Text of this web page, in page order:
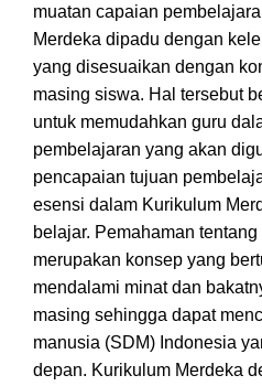
muatan capaian
Merdeka dipadu dengan
yang disesuaikan dengan
masing siswa. Hal tersebut
untuk memudahkan guru
pembelajaran yang akan
pencapaian tujuan
esensi dalam Kurikulum
belajar. Pemahaman
merupakan konsep yang
mendalami minat dan
masing sehingga dapat
manusia (SDM) Indonesia
depan. Kurikulum Merdeka